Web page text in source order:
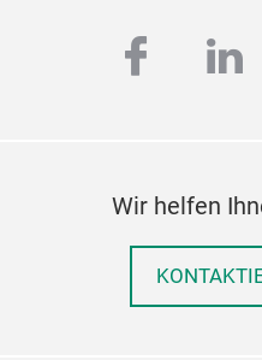
Wir helfen